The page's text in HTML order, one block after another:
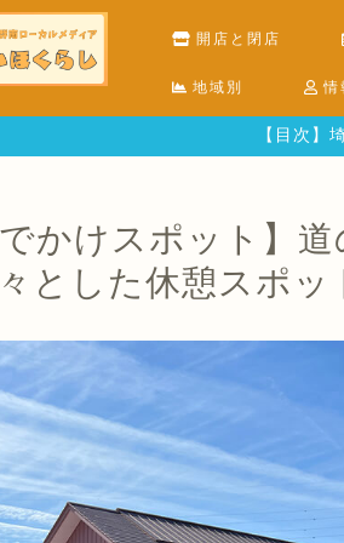
開店と閉店
地域別 情
【目次】
でかけスポット】
々とした休憩スポ